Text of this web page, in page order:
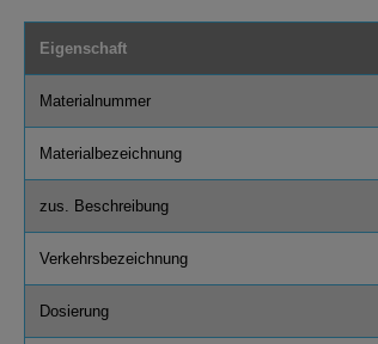
Eigenschaft
Materialnummer
Materialbezeichnung
zus. Beschreibung
Verkehrsbezeichnung
Dosierung